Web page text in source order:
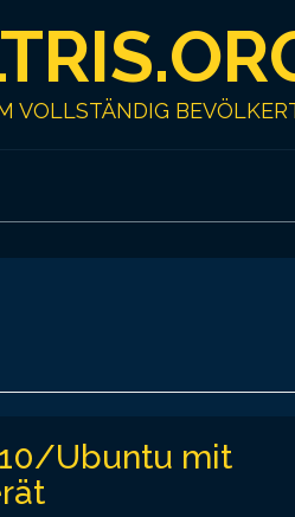
VOLLSTÄNDIG
Ubuntu mit